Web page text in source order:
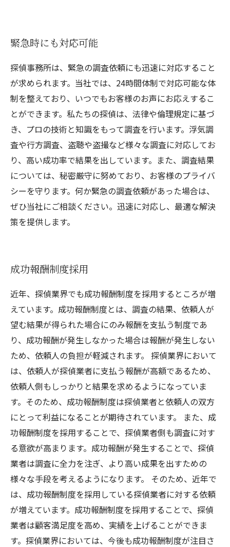
緊急時にも対応可能
探偵事務所は、緊急の調査依頼にも迅速に対応すること
が求められます。当社では、24時間体制で対応可能な体
制を整えており、いつでもお客様のお声にお応えするこ
とができます。私たちの探偵は、法律や倫理規定に基づ
き、プロの技術と知識をもって調査を行います。浮気調
査や行方調査、盗聴や盗撮など様々な調査に対応してお
り、高い成功率で結果を出しています。また、調査結果
については、秘密厳守に努めており、お客様のプライバ
シーを守ります。何か緊急の調査依頼があった場合は、
ぜひ当社にご相談ください。迅速に対応し、最適な解決
策を提供します。
成功報酬制度採用
近年、探偵業界でも成功報酬制度を採用するところが増
えています。成功報酬制度とは、調査の結果、依頼人が
望む結果が得られた場合にのみ報酬を支払う制度であ
り、成功報酬が発生しなかった場合は報酬が発生しない
ため、依頼人の負担が軽減されます。 探偵業界において
は、依頼人が探偵業者に支払う報酬が高額であるため、
依頼人側もしっかりと結果を求めるようになっていま
す。そのため、成功報酬制度は探偵業者と依頼人の双方
にとって利益になることが期待されています。 また、成
功報酬制度を採用することで、探偵業者側も調査に対す
る意欲が高まります。成功報酬が発生することで、探偵
業者は調査に全力を注ぎ、より高い成果を出すための
様々な手段を考えるようになります。 そのため、近年で
は、成功報酬制度を採用している探偵業者に対する依頼
が増えています。成功報酬制度を採用することで、探偵
業者は顧客満足度を高め、実績を上げることができま
す。探偵業界においては、今後も成功報酬制度が注目さ